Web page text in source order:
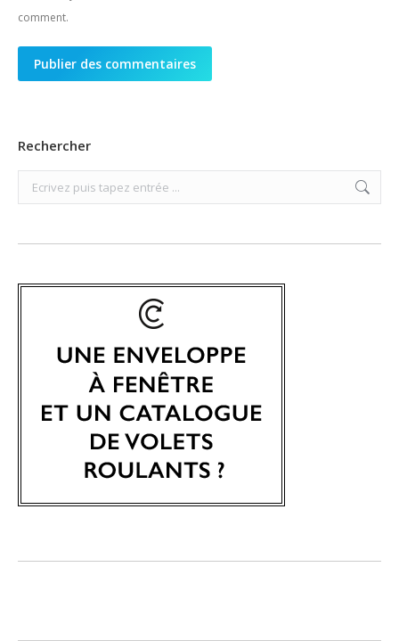
comment.
Publier des commentaires
Rechercher
Search: